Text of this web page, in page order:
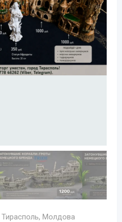
Тирасполь, Молдова